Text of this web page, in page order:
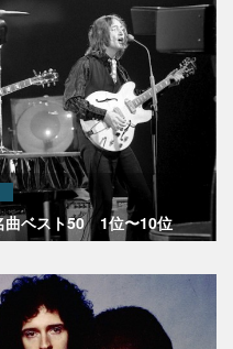
曲ベスト50 1位〜10位